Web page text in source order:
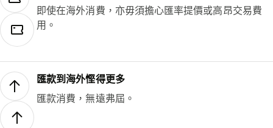
即使在海外消費，亦毋須擔心匯率提價或高昂交易費
用。
匯款到海外慳得更多
匯款消費，無遠弗屆。